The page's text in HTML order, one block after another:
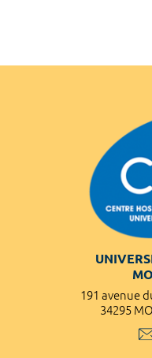
191 avenue
34295